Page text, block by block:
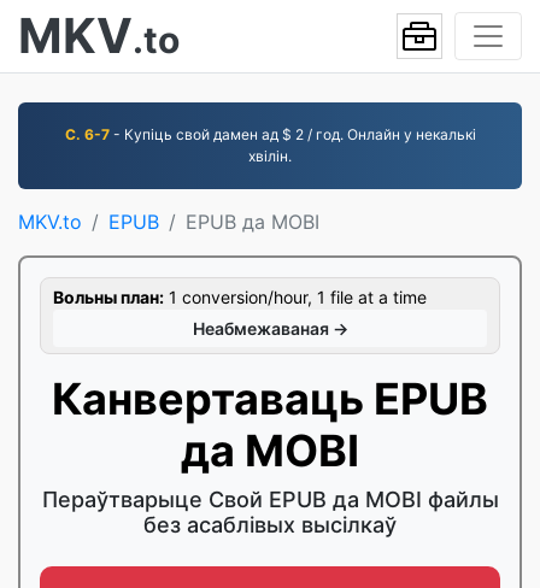
MKV.to
С. 6-7- Купіць свой дамен ад $ 2 / год. Онлайн у некалькі
хвілін.
MKV.to EPUB EPUB да MOBI
Вольны план: 1 conversion/hour, 1 file at a time
Неабмежаваная →
Канвертаваць EPUB
да MOBI
Пераўтварыце Свой EPUB да MOBI файлы
без асаблівых высілкаў